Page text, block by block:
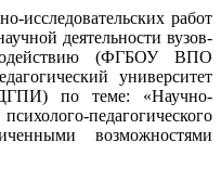
исследовательских работ
деятельности вузов-
(ФГБОУ ВПО
университет
по теме: «Научно-
педагогического
возможностями